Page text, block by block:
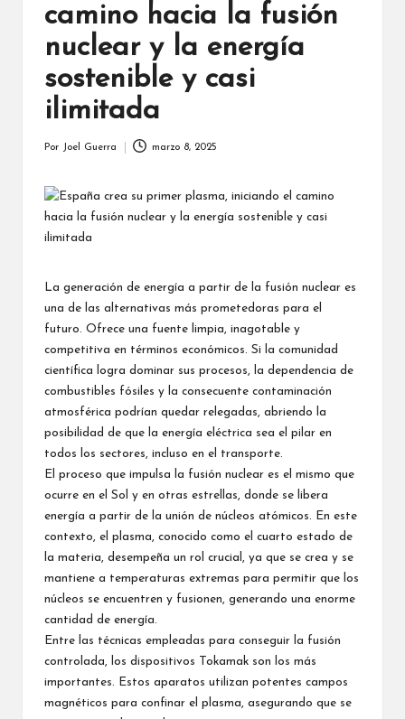
camino hacia la fusión
nuclear y la energía
sostenible y casi
ilimitada
Por Joel Guerra marzo 8, 2025
La generación de energía a partir de la fusión nuclear es
una de las alternativas más prometedoras para el
futuro. Ofrece una fuente limpia, inagotable y
competitiva en términos económicos. Si la comunidad
científica logra dominar sus procesos, la dependencia de
combustibles fósiles y la consecuente contaminación
atmosférica podrían quedar relegadas, abriendo la
posibilidad de que la energía eléctrica sea el pilar en
todos los sectores, incluso en el transporte.
El proceso que impulsa la fusión nuclear es el mismo que
ocurre en el Sol y en otras estrellas, donde se libera
energía a partir de la unión de núcleos atómicos. En este
contexto, el plasma, conocido como el cuarto estado de
la materia, desempeña un rol crucial, ya que se crea y se
mantiene a temperaturas extremas para permitir que los
núcleos se encuentren y fusionen, generando una enorme
cantidad de energía.
Entre las técnicas empleadas para conseguir la fusión
controlada, los dispositivos Tokamak son los más
importantes. Estos aparatos utilizan potentes campos
magnéticos para confinar el plasma, asegurando que se